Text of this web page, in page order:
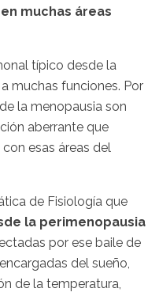
muchas áreas
típico desde la
muchas funciones. Por
la menopausia son
aberrante que
esas áreas del
de Fisiología que
la perimenopausia
por ese baile de
del sueño,
de la temperatura,